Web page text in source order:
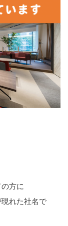
方に
れた社名で